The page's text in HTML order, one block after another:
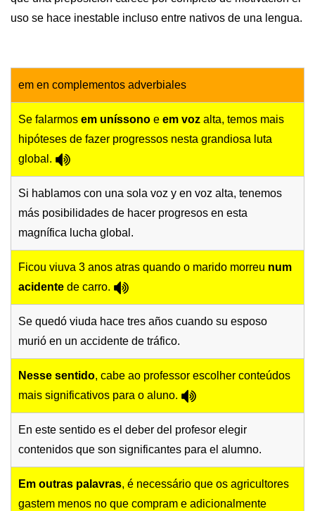
uso se hace inestable incluso entre nativos de una lengua.
em en complementos adverbiales
Se falarmos em uníssono e em voz alta, temos mais
hipóteses de fazer progressos nesta grandiosa luta
global.
Si hablamos con una sola voz y en voz alta, tenemos
más posibilidades de hacer progresos en esta
magnífica lucha global.
Ficou viuva 3 anos atras quando o marido morreu num
acidente de carro.
Se quedó viuda hace tres años cuando su esposo
murió en un accidente de tráfico.
Nesse sentido, cabe ao professor escolher conteúdos
mais significativos para o aluno.
En este sentido es el deber del profesor elegir
contenidos que son significantes para el alumno.
Em outras palavras, é necessário que os agricultores
gastem menos no que compram e adicionalmente